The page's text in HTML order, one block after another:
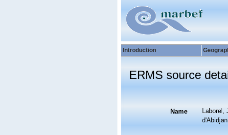
Introduction
ERMS source
Name
Laborel,